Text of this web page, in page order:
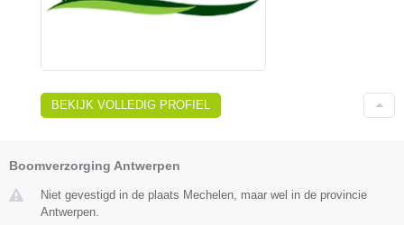
BEKIJK VOLLEDIG PROFIEL
Boomverzorging Antwerpen
Niet gevestigd in de plaats Mechelen, maar wel in de provincie
Antwerpen.